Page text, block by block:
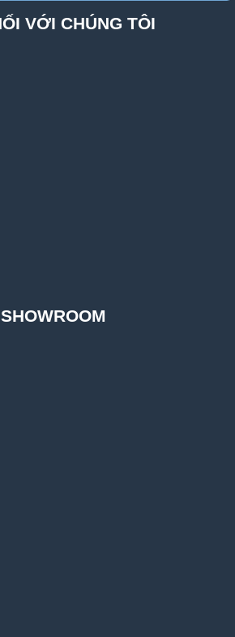
VỚI CHÚNG TÔI
SHOWROOM